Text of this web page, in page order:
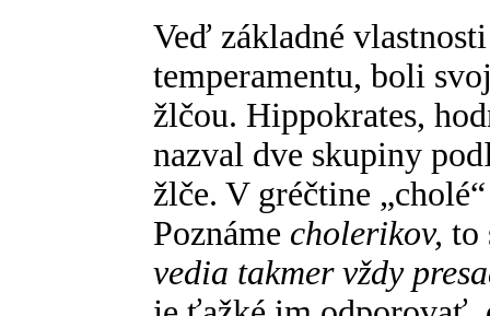
Veď základné
temperamentu, boli
žlčou. Hippokrates,
nazval dve skupiny
žlče. V gréčtine
Poznáme cholerikov, to
vedia takmer vždy